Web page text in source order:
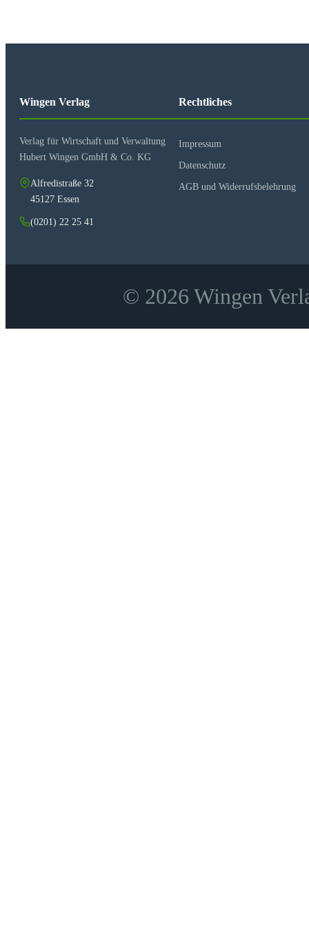
Öffentliche Belange/Behörden
Qualität
Kosten
Termine
Versicherungen, Verträge
Informationsverarbeitung
Dokumentation
Projektinterna
Wingen Verlag
Verlag für Wirtschaft und Verwaltung
Hubert Wingen GmbH & Co. KG
Alfredistraße 32
45127 Essen
(0201) 22 25 41
Rechtliches
Impressum
Datenschutz
AGB und Widerrufsbelehrung
© 2026 Wingen